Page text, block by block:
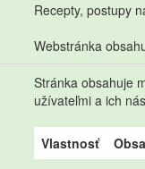
Recepty, postupy
Webstránka
Stránka obsahuje
užívateľmi a ich
Vlastnosť